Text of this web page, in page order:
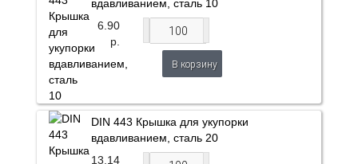
вдавливанием, сталь 10
6.90
р.
В корзину
DIN 443 Крышка для укупорки
вдавливанием, сталь 20
13.14